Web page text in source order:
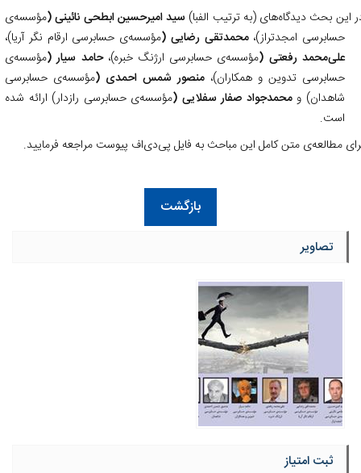
این بحث دیدگاه‌های (به ترتیب الفبا) سید امیرحسین ابطحی نائینی (مؤسسه‌ی
حسابرسی امجدتراز)،محمدتقی رضایی (مؤسسه‌ی حسابرسی ارقام نگر آریا)،
علی‌محمد رفعتی (مؤسسه‌ی حسابرسی ارژنگ خبره)،حامد سیار (مؤسسه‌ی
حسابرسی تدوین و همکاران)، منصور شمس احمدی (مؤسسه‌ی حسابرسی
شاهدان) ومحمدجواد صفار سفلایی (مؤسسه‌ی حسابرسی رازدار) ارائه شده
است.
مطالعه‌ی متن کامل این مباحث به فایل پی‌دی‌اف پیوست مراجعه فرمایید.
بازگشت
تصاویر
ثبت امتیاز